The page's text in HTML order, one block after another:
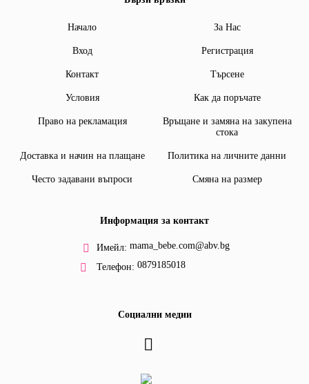
Начало За Нас
Вход Регистрация
Контакт Търсене
Условия Как да поръчате
Право на рекламация
Връщане и замяна на закупена
стока
Доставка и начин на плащане Политика на личните данни
Често задавани въпроси Смяна на размер
Информация за контакт
Имейл: mama_bebe.com@abv.bg
Телефон: 0879185018
Социални медии